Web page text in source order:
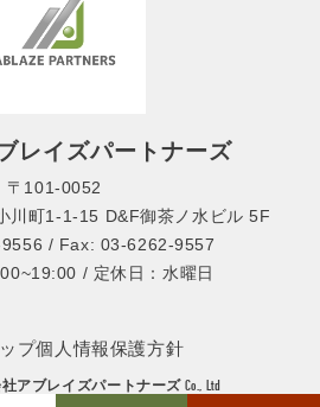
レイズパートナーズ
〒101-0052
川町1-1-15 D&F御茶ノ水ビル 5F
/ Fax: 03-6262-9557
/ 定休日：水曜日
社アブレイズパートナーズ Co., Ltd
プ個人情報保護方針